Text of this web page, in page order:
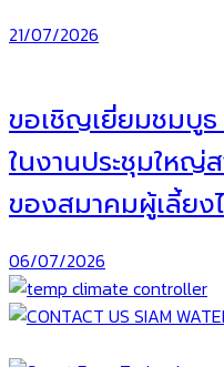
21/07/2026
ขอเชิญเยี่ยมชมบู
ในงานประชุมใหญ่
ของสมาคมผู้เลี้ยง
06/07/2026